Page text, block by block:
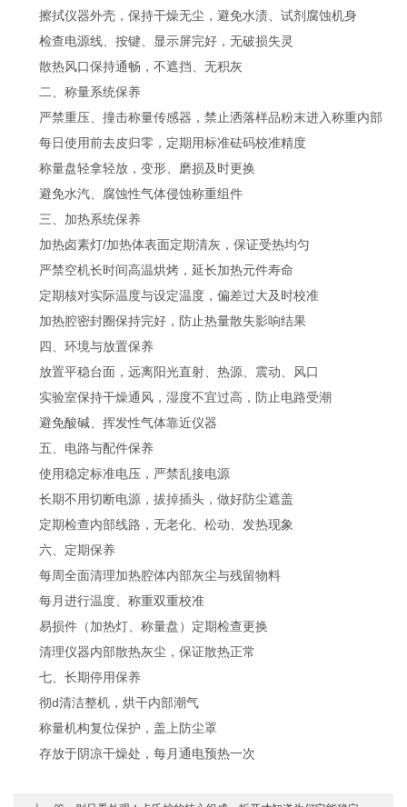
擦拭仪器外壳，保持干燥无尘，避免水渍、试剂腐蚀机身
检查电源线、按键、显示屏完好，无破损失灵
散热风口保持通畅，不遮挡、无积灰
二、称量系统保养
严禁重压、撞击称量传感器，禁止洒落样品粉末进入称重内部
每日使用前去皮归零，定期用标准砝码校准精度
称量盘轻拿轻放，变形、磨损及时更换
避免水汽、腐蚀性气体侵蚀称重组件
三、加热系统保养
加热卤素灯/加热体表面定期清灰，保证受热均匀
严禁空机长时间高温烘烤，延长加热元件寿命
定期核对实际温度与设定温度，偏差过大及时校准
加热腔密封圈保持完好，防止热量散失影响结果
四、环境与放置保养
放置平稳台面，远离阳光直射、热源、震动、风口
实验室保持干燥通风，湿度不宜过高，防止电路受潮
避免酸碱、挥发性气体靠近仪器
五、电路与配件保养
使用稳定标准电压，严禁乱接电源
长期不用切断电源，拔掉插头，做好防尘遮盖
定期检查内部线路，无老化、松动、发热现象
六、定期保养
每周全面清理加热腔体内部灰尘与残留物料
每月进行温度、称重双重校准
易损件（加热灯、称量盘）定期检查更换
清理仪器内部散热灰尘，保证散热正常
七、长期停用保养
彻d清洁整机，烘干内部潮气
称量机构复位保护，盖上防尘罩
存放于阴凉干燥处，每月通电预热一次